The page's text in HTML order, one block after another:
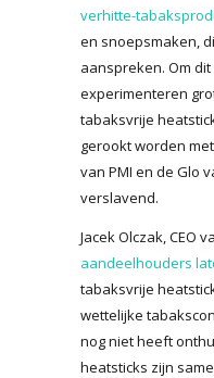
verhitte-
en snoepsmaken,
aanspreken. Om
experimenteren
tabaksvrije
gerookt worden
van PMI en de Glo
verslavend.
Jacek Olczak, CEO
aandeelhouders
tabaksvrije
wettelijke
nog niet heeft
heatsticks zijn